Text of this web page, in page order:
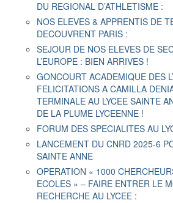
DU REGIONAL D’ATHLETISME :
NOS ELEVES & APPRENTIS DE
DECOUVRENT PARIS :
SEJOUR DE NOS ELEVES DE
L’EUROPE : BIEN ARRIVES !
GONCOURT ACADEMIQUE DES
FELICITATIONS A CAMILLA
TERMINALE AU LYCEE SAINTE
DE LA PLUME LYCEENNE !
FORUM DES SPECIALITES AU
LANCEMENT DU CNRD 2025-6
SAINTE ANNE
OPERATION « 1000
ECOLES » – FAIRE ENTRER LE
RECHERCHE AU LYCEE :